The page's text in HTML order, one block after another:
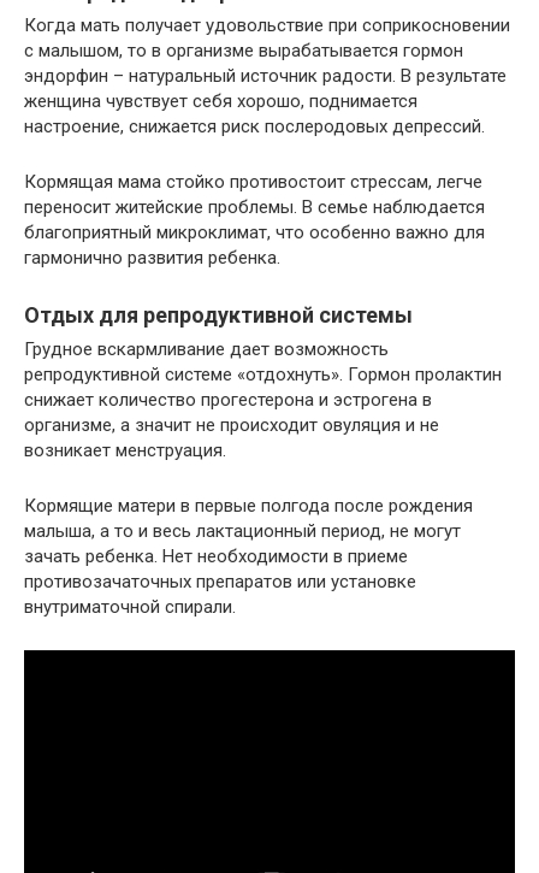
Когда мать получает удовольствие при соприкосновении
с малышом, то в организме вырабатывается гормон
эндорфин – натуральный источник радости. В результате
женщина чувствует себя хорошо, поднимается
настроение, снижается риск послеродовых депрессий.
Кормящая мама стойко противостоит стрессам, легче
переносит житейские проблемы. В семье наблюдается
благоприятный микроклимат, что особенно важно для
гармонично развития ребенка.
Отдых для репродуктивной системы
Грудное вскармливание дает возможность
репродуктивной системе «отдохнуть». Гормон пролактин
снижает количество прогестерона и эстрогена в
организме, а значит не происходит овуляция и не
возникает менструация.
Кормящие матери в первые полгода после рождения
малыша, а то и весь лактационный период, не могут
зачать ребенка. Нет необходимости в приеме
противозачаточных препаратов или установке
внутриматочной спирали.